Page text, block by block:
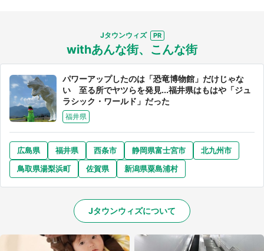
Jタウンウィズ
withあんな街、こんな街
パワーアップしたのは「恐竜博物館」だけじゃな
い 至る所でヤツらを発見...福井県はもはや「ジュ
ラシック・ワールド」だった
福井県
広島県 福井県 西条市 静岡県富士宮市
北九州市
鳥取県湯梨浜町
佐賀県 新潟県粟島浦村
Jタウンウィズについて